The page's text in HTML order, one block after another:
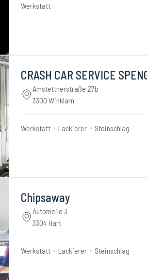
Werkstatt
CRASH CAR SERVICE
Amstettnerstraße 27b
3300 Winklarn
Werkstatt Lackierer Steinschlag
Chipsaway
Automeile 3
3304 Hart
Werkstatt Lackierer Steinschlag